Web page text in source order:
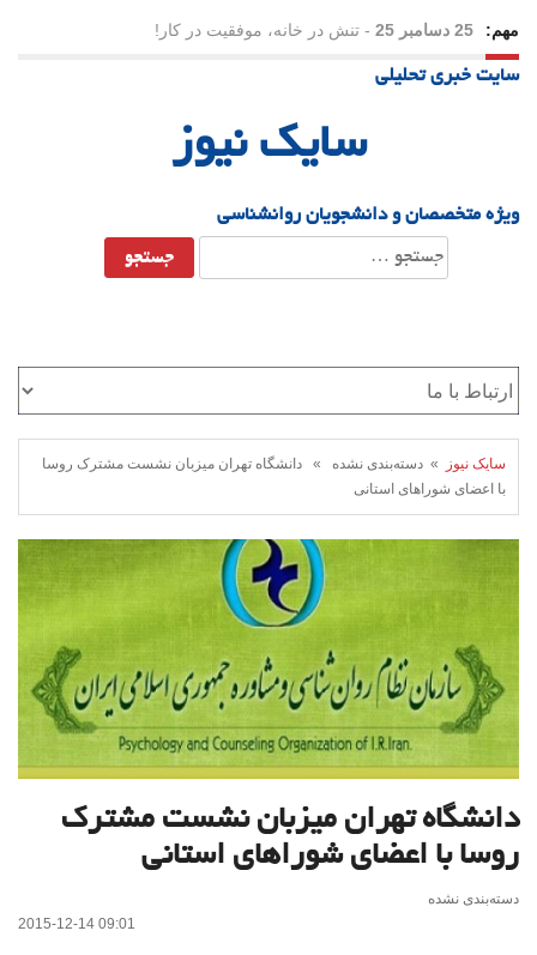
مهم: 25 دسامبر 25 - تنش در خانه، موفقیت در کار!
23 دسامبر 25
-یلدا؛ نماد تاب‌آوری اجتماعی در روزگار دشوار
سایت خبری تحلیلی
سایک نیوز
ویژه متخصصان و دانشجویان روانشناسی
جستجو
برای:
سایک نیوز
» دسته‌بندی نشده » دانشگاه تهران میزبان نشست مشترک روسا
با اعضای شوراهای استانی
دانشگاه تهران میزبان نشست مشترک
روسا با اعضای شوراهای استانی
دسته‌بندی نشده
2015-12-14 09:01